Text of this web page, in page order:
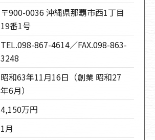
〒900-0036 沖縄県那覇市西1丁目
19番1号
TEL.098-867-4614／FAX.098-863-
3248
昭和63年11月16日（創業 昭和27
年6月）
4,150万円
1月